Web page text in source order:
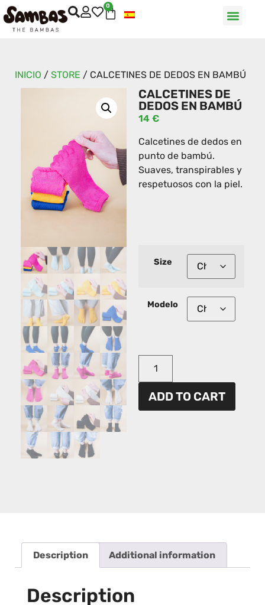
0
INICIO / STORE / CALCETINES DE DEDOS EN BAMBÚ
CALCETINES DE
DEDOS EN BAMBÚ
14 €
Calcetines de dedos en
punto de bambú.
Suaves, transpirables y
respetuosos con la piel.
Size
Modelo
ADD TO CART
Description Additional information
Description